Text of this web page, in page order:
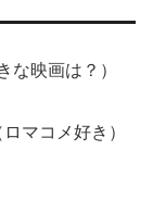
な映画は？）
マコメ好き）